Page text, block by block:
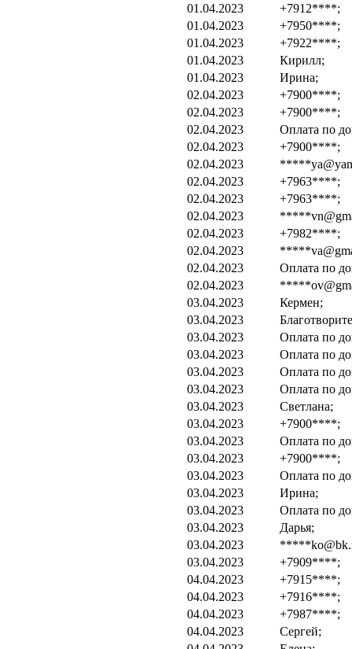
01.04.2023
+7912****;
01.04.2023
+7950****;
01.04.2023
+7922****;
01.04.2023
Кирилл;
01.04.2023
Ирина;
02.04.2023
+7900****;
02.04.2023
+7900****;
02.04.2023
Оплата по
02.04.2023
+7900****;
02.04.2023
02.04.2023
+7963****;
02.04.2023
+7963****;
02.04.2023
02.04.2023
+7982****;
02.04.2023
02.04.2023
Оплата по
02.04.2023
03.04.2023
Кермен;
03.04.2023
03.04.2023
Оплата по
03.04.2023
Оплата по
03.04.2023
Оплата по
03.04.2023
Оплата по
03.04.2023
Светлана;
03.04.2023
+7900****;
03.04.2023
Оплата по
03.04.2023
+7900****;
03.04.2023
Оплата по
03.04.2023
Ирина;
03.04.2023
Оплата по
03.04.2023
Дарья;
03.04.2023
03.04.2023
+7909****;
04.04.2023
+7915****;
04.04.2023
+7916****;
04.04.2023
+7987****;
04.04.2023
Сергей;